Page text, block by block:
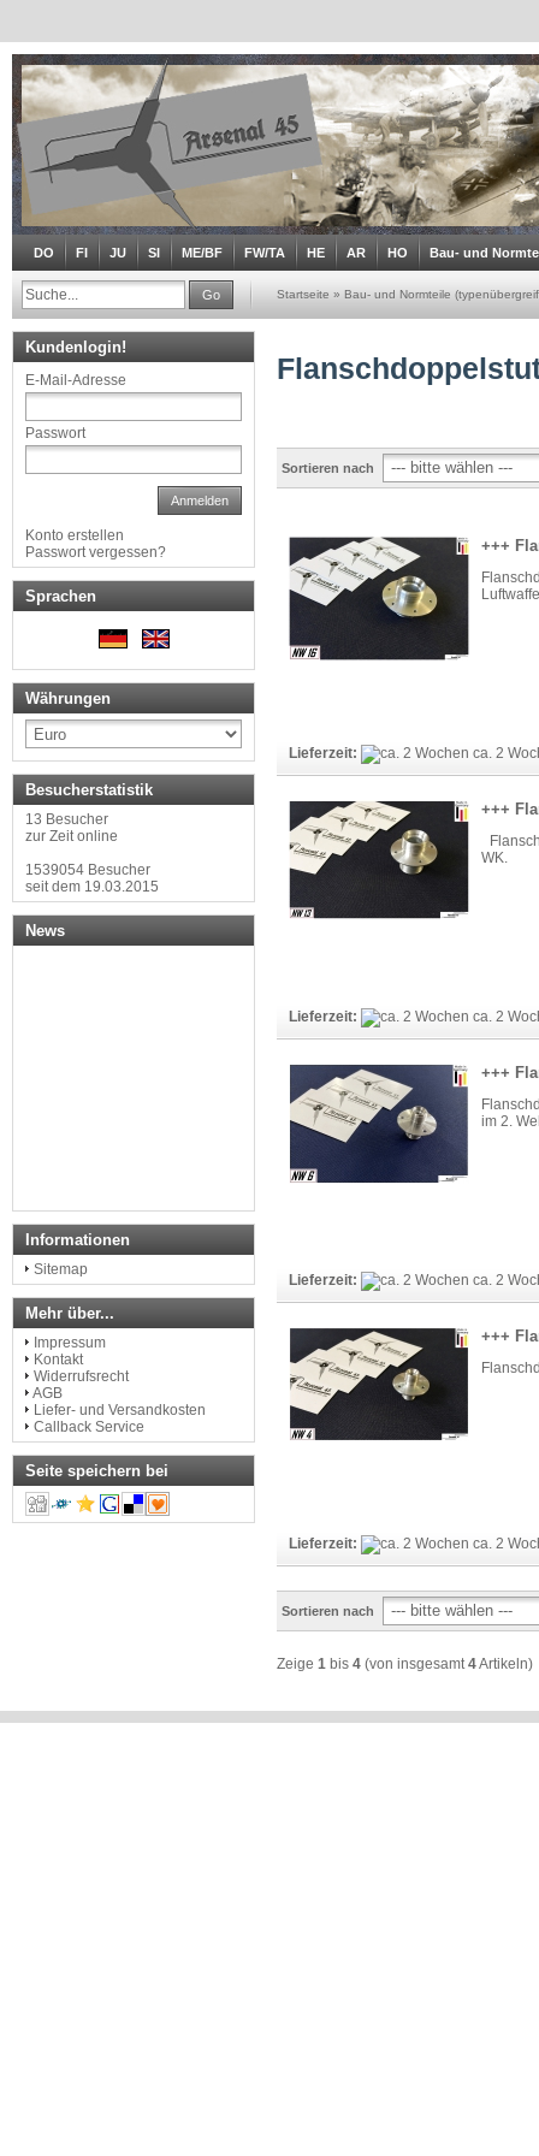
DO FI JU SI ME/BF FW/TA HE AR HO Bau- und
Go Startseite » Bau- und Normteile
Sortieren nach
+++
Lieferzeit: ca. 2
+++
WK.
Lieferzeit: ca. 2
+++
im 2.
Lieferzeit: ca. 2
+++
Lieferzeit: ca. 2
Sortieren nach
Zeige 1 bis 4 (von insgesamt 4Artikeln)
Kundenlogin!
E-Mail-Adresse
Passwort
Anmelden
Konto erstellen
Passwort vergessen?
Sprachen
Währungen
Besucherstatistik
13 Besucher
zur Zeit online
1539054 Besucher
seit dem 19.03.2015
News
Informationen
Sitemap
Mehr über...
Impressum
Kontakt
Widerrufsrecht
AGB
Liefer- und Versandkosten
Callback Service
Seite speichern bei